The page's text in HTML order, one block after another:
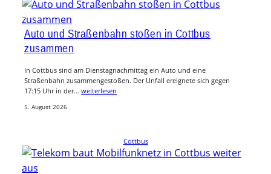
Auto und Straßenbahn stoßen in Cottbus
zusammen
In Cottbus sind am Dienstagnachmittag ein Auto und eine
Straßenbahn zusammengestoßen. Der Unfall ereignete sich gegen
17:15 Uhr in der… weiterlesen
5. August 2026
Cottbus